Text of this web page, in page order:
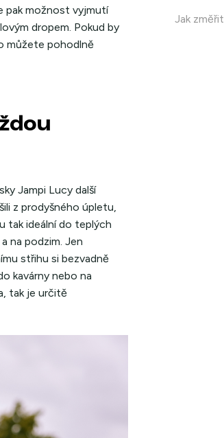
pak možnost vyjmutí
dropem. Pokud by
můžete pohodlně
Jampi Lucy další
z prodyšného úpletu,
tak ideální do teplých
na podzim. Jen
střihu si bezvadně
kavárny nebo na
tak je určitě
Jak změřit